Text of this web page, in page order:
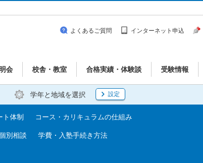
会 校舎・教室 合格実績・体験談 受験情報
よくあるご質問 インターネット申込
学年と地域を選択 設定
ト体制 コース・カリキュラムの仕組み
別相談 学費・入塾手続き方法